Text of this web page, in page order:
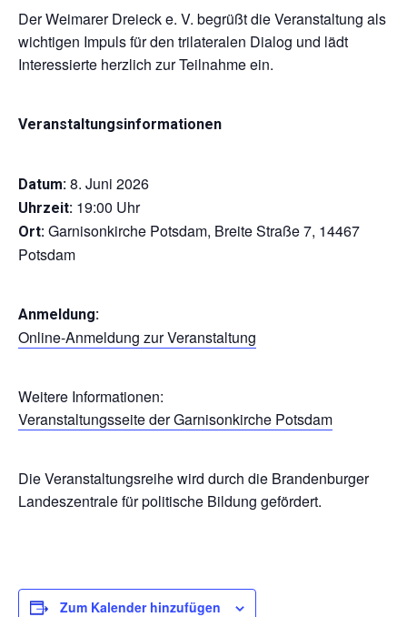
Der Weimarer Dreieck e. V. begrüßt die Veranstaltung als
wichtigen Impuls für den trilateralen Dialog und lädt
Interessierte herzlich zur Teilnahme ein.
Veranstaltungsinformationen
Datum: 8. Juni 2026
Uhrzeit: 19:00 Uhr
Ort: Garnisonkirche Potsdam, Breite Straße 7, 14467
Potsdam
Anmeldung:
Online-Anmeldung zur Veranstaltung
Weitere Informationen:
Veranstaltungsseite der Garnisonkirche Potsdam
Die Veranstaltungsreihe wird durch die Brandenburger
Landeszentrale für politische Bildung gefördert.
Zum Kalender hinzufügen